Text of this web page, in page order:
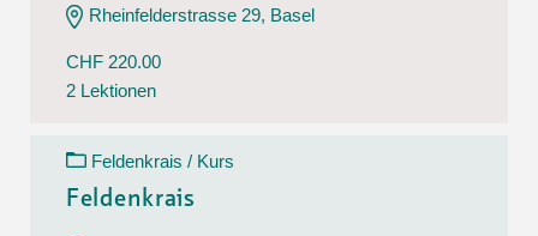
Rheinfelderstrasse 29, Basel
CHF 220.00
2 Lektionen
Feldenkrais / Kurs
Feldenkrais